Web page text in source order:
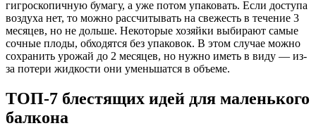
гигроскопичную бумагу, а уже потом упаковать. Если доступа
воздуха нет, то можно рассчитывать на свежесть в течение 3
месяцев, но не дольше. Некоторые хозяйки выбирают самые
сочные плоды, обходятся без упаковок. В этом случае можно
сохранить урожай до 2 месяцев, но нужно иметь в виду — из-
за потери жидкости они уменьшатся в объеме.
ТОП-7 блестящих идей для маленького
балкона